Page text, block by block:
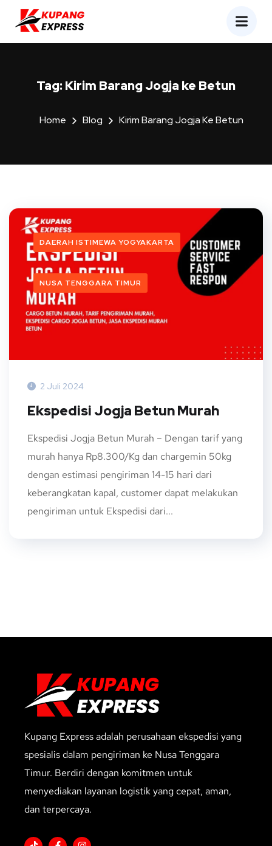
Tag: Kirim Barang Jogja ke Betun
Home Blog Kirim Barang Jogja Ke Betun
DAERAH ISTIMEWA YOGYAKARTA
NUSA TENGGARA TIMUR
2 Juli 2024
Ekspedisi Jogja Betun Murah
Ekspedisi Jogja Betun Murah – Dengan tarif yang
murah hanya Rp8.300/Kg dan chargemin 50kg
dengan estimasi pengiriman 14-15 hari dari
keberangkatan kapal, customer dapat melakukan
pengiriman untuk Ekspedisi dari...
Kupang Express adalah perusahaan ekspedisi yang
spesialis dalam pengiriman ke Nusa Tenggara
Timur. Berdiri dengan komitmen untuk
menyediakan layanan logistik yang cepat, aman,
dan terpercaya.